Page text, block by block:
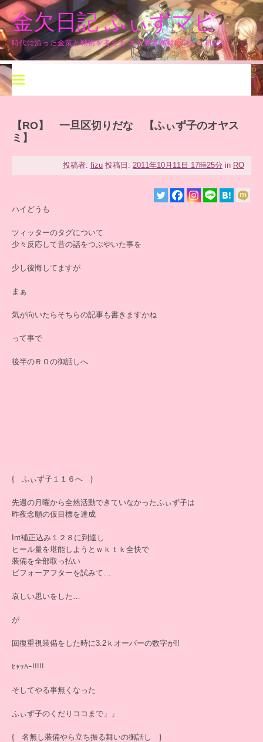
コ
ン
テ
ン
ツ
へ
ス
キ
ッ
金欠日記 ふぃずマビ
時代に沿った金策と戦術を考える ネタ要素満載のプレイ日記！！
【RO】 一旦区切りだな 【ふぃず子のオヤス
ミ】
投稿者: fizu 投稿日: 2011年10月11日 17時25分 in RO
ハイどうも
ツィッターのタグについて
少々反応して昔の話をつぶやいた事を
少し後悔してますが
まぁ
気が向いたらそちらの記事も書きますかね
って事で
後半のＲＯの御話しへ
{ ふぃず子１１６へ }
先週の月曜から全然活動できていなかったふぃず子は
昨夜念願の仮目標を達成
Int補正込み１２８に到達し
ヒール量を堪能しようとｗｋｔｋ全快で
装備を全部取っ払い
ビフォーアフターを試みて…
哀しい思いをした…
が
回復重視装備をした時に3.2ｋオーバーの数字が!!
ﾋｬｯﾊｰ!!!!!
そしてやる事無くなった
ふぃず子のくだりココまで」」
{ 名無し装備やら立ち振る舞いの御話し }